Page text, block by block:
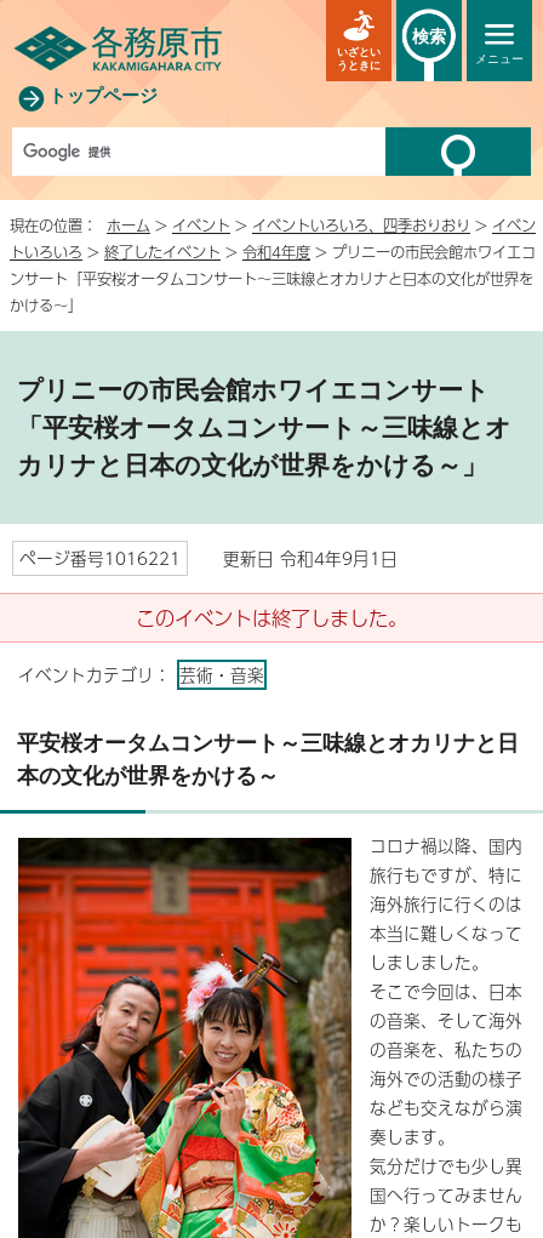
トップページ
メニュー
いざとい
うときに
検索
現在の位置： ホーム > イベント > イベントいろいろ、四季おりおり > イベン
トいろいろ > 終了したイベント > 令和4年度 > プリニーの市民会館ホワイエコ
ンサート「平安桜オータムコンサート～三味線とオカリナと日本の文化が世界を
かける～」
プリニーの市民会館ホワイエコンサート
「平安桜オータムコンサート～三味線とオ
カリナと日本の文化が世界をかける～」
ページ番号1016221 更新日 令和4年9月1日
このイベントは終了しました。
イベントカテゴリ： 芸術・音楽
平安桜オータムコンサート～三味線とオカリナと日
本の文化が世界をかける～
コロナ禍以降、国内
旅行もですが、特に
海外旅行に行くのは
本当に難しくなって
しましました。
そこで今回は、日本
の音楽、そして海外
の音楽を、私たちの
海外での活動の様子
なども交えながら演
奏します。
気分だけでも少し異
国へ行ってみません
か？楽しいトークも